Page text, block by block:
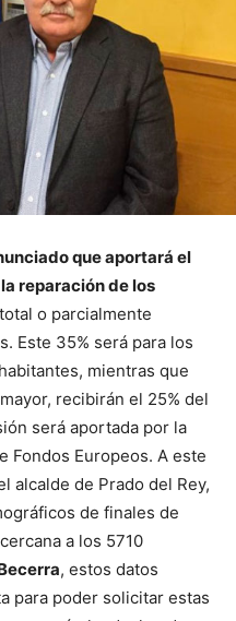
que aportará el
reparación de los
o parcialmente
Este 35% será para los
mientras que
recibirán el 25% del
será aportada por la
Fondos Europeos. A este
alcalde de Prado del Rey,
de finales de
a los 5710
, estos datos
para poder solicitar estas